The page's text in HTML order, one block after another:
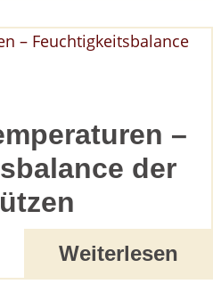
–
der
Weiterlesen